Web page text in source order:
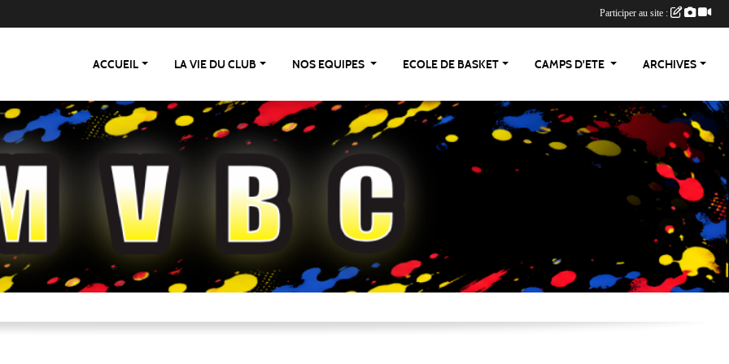
ACCUEIL LA VIE DU CLUB NOS EQUIPES ECOLE DE BASKET CAMPS D'ETE ARCHIVES
Participer au site :